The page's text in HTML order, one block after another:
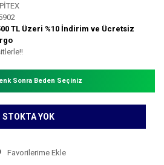
TL Üzeri %10 İndirim ve Ücretsiz
Sonra Beden Seçiniz
STOKTA YOK